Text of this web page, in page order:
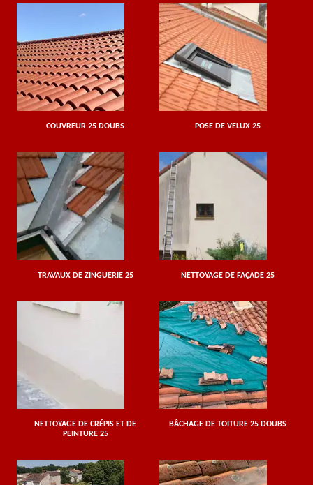
COUVREUR 25 DOUBS POSE DE VELUX 25
TRAVAUX DE ZINGUERIE 25 NETTOYAGE DE FAÇADE 25
NETTOYAGE DE CRÉPIS ET DE
PEINTURE 25
BÂCHAGE DE TOITURE 25 DOUBS